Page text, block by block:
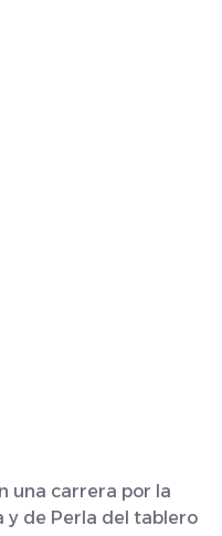
una carrera por la
y de Perla del tablero